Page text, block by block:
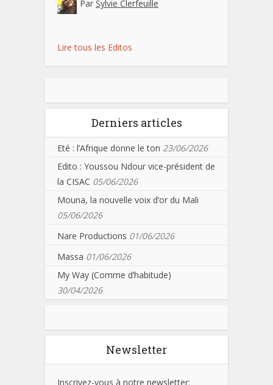
Par Sylvie Clerfeuille
Lire tous les Editos
Derniers articles
Eté : l’Afrique donne le ton 23/06/2026
Edito : Youssou Ndour vice-président de
la CISAC 05/06/2026
Mouna, la nouvelle voix d’or du Mali
05/06/2026
Nare Productions 01/06/2026
Massa 01/06/2026
My Way (Comme d’habitude)
30/04/2026
Newsletter
Inscrivez-vous à notre newsletter: